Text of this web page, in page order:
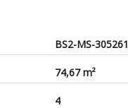
BS2-MS-305261
74,67 m²
4